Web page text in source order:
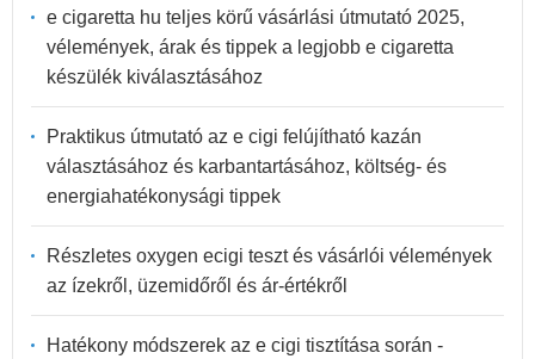
e cigaretta hu teljes körű vásárlási útmutató 2025,
vélemények, árak és tippek a legjobb e cigaretta
készülék kiválasztásához
Praktikus útmutató az e cigi felújítható kazán
választásához és karbantartásához, költség- és
energiahatékonysági tippek
Részletes oxygen ecigi teszt és vásárlói vélemények
az ízekről, üzemidőről és ár-értékről
Hatékony módszerek az e cigi tisztítása során -